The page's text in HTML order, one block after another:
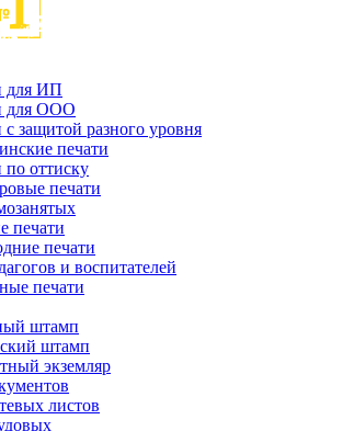
для ИП
для ООО
с защитой разного уровня
печати
по оттиску
печати
печати
печати
и воспитателей
печати
штамп
штамп
экземляр
листов